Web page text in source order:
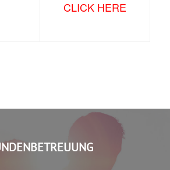
CLICK HERE